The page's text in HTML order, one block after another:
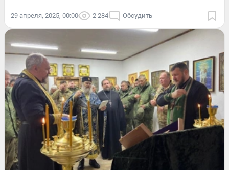
29 апреля, 2025, 00:00 2 284 Обсудить